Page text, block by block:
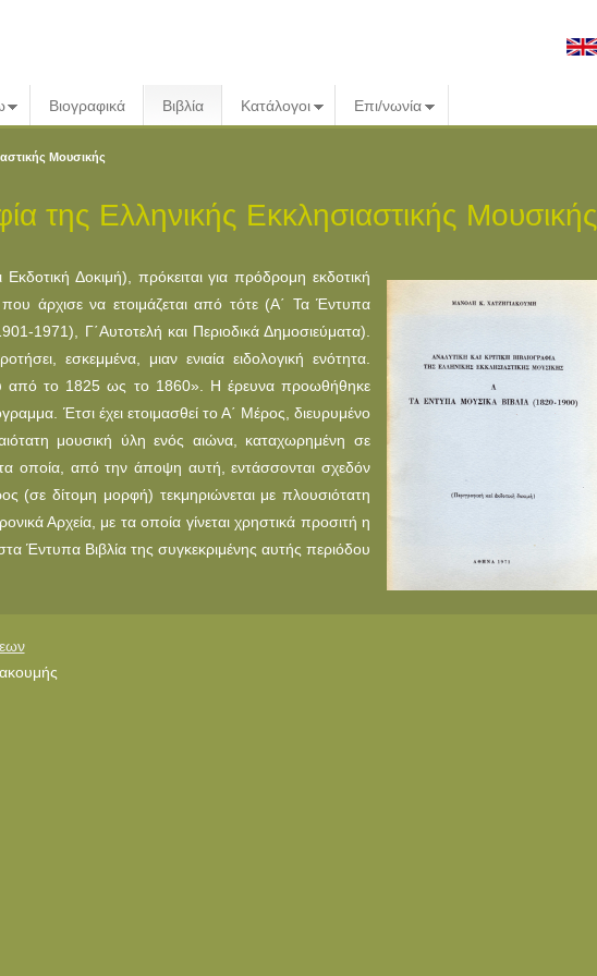
Βιογραφικά Βιβλία Κατάλογοι Επι/νωνία
Μουσικής
της Ελληνικής Εκκλησιαστικής Μουσικής
Δοκιμή), πρόκειται για πρόδρομη εκδοτική
άρχισε να ετοιμάζεται από τότε (Α΄ Τα Έντυπα
1971), Γ΄Αυτοτελή και Περιοδικά Δημοσιεύματα).
εσκεμμένα, μιαν ενιαία ειδολογική ενότητα.
από το 1825 ως το 1860». Η έρευνα προωθήθηκε
Έτσι έχει ετοιμασθεί το Α΄ Μέρος, διευρυμένο
μουσική ύλη ενός αιώνα, καταχωρημένη σε
οποία, από την άποψη αυτή, εντάσσονται σχεδόν
(σε δίτομη μορφή) τεκμηριώνεται με πλουσιότατη
Αρχεία, με τα οποία γίνεται χρηστικά προσιτή η
Έντυπα Βιβλία της συγκεκριμένης αυτής περιόδου